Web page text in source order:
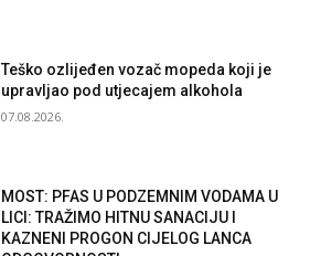
Teško ozlijeđen vozač mopeda koji je
upravljao pod utjecajem alkohola
07.08.2026.
MOST: PFAS U PODZEMNIM VODAMA U
LICI: TRAŽIMO HITNU SANACIJU I
KAZNENI PROGON CIJELOG LANCA